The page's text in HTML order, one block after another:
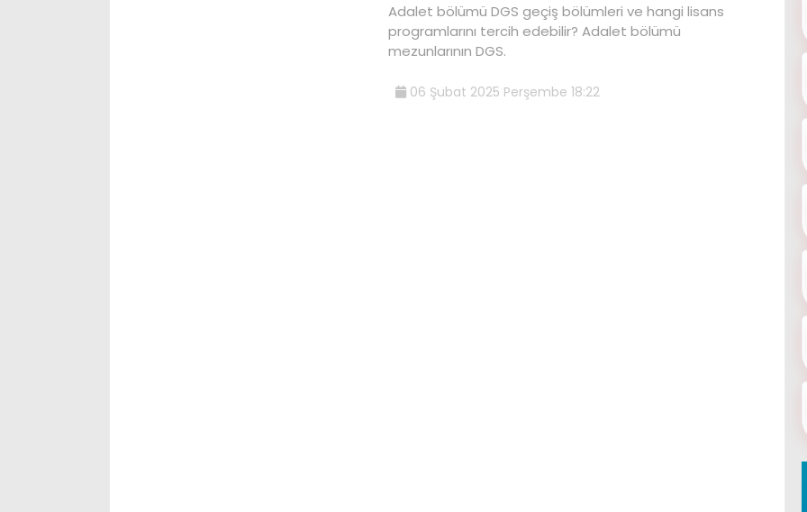
Adalet bölümü DGS geçiş bölümleri ve hangi lisans
programlarını tercih edebilir? Adalet bölümü
mezunlarının DGS.
06 Şubat 2025 Perşembe 18:22